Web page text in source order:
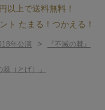
以上で送料無料！
ト たまる！つかえる！
年公演 > 『不滅の棘』
（とげ）』